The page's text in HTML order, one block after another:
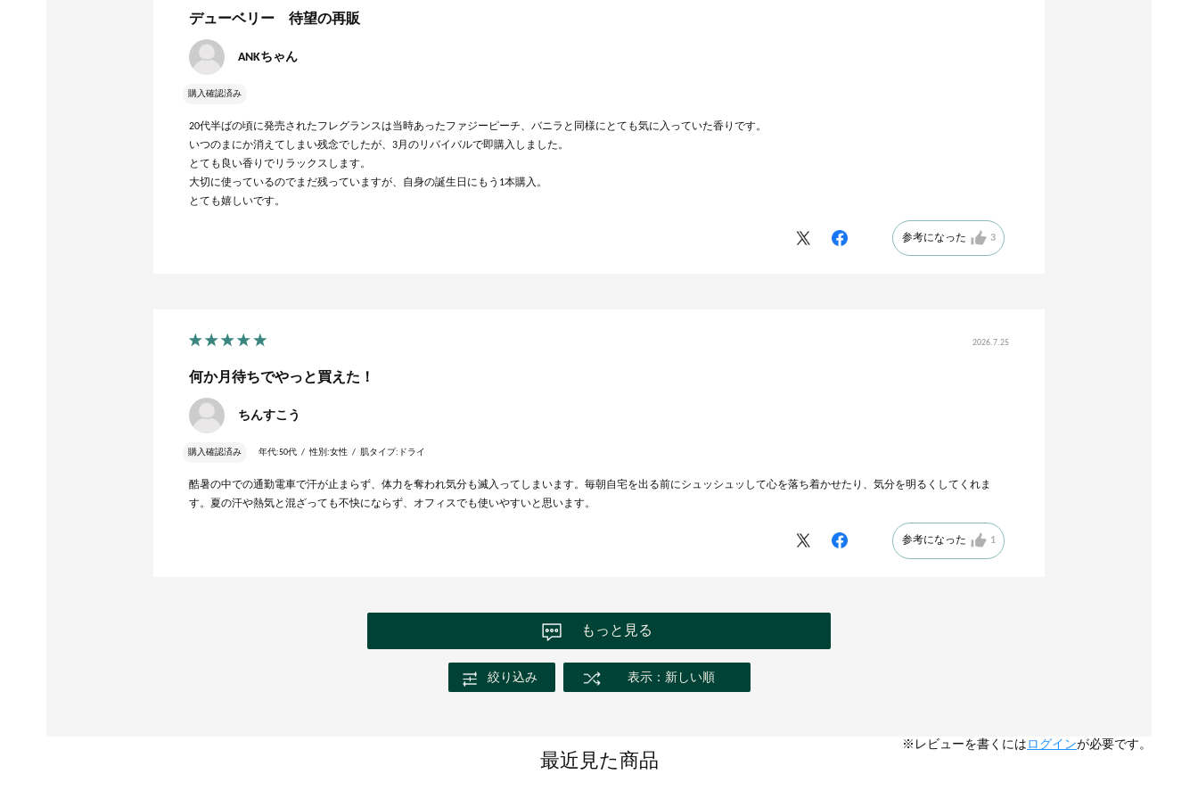
デューベリー 待望の再販
ANKちゃん
購入確認済み
20代半ばの頃に発売されたフレグランスは当時あったファジーピーチ、バニラと同様にとても気に入っていた香りです。
いつのまにか消えてしまい残念でしたが、3月のリバイバルで即購入しました。
とても良い香りでリラックスします。
大切に使っているのでまだ残っていますが、自身の誕生日にもう1本購入。
とても嬉しいです。
参考になった 3
2026.7.25
何か月待ちでやっと買えた！
ちんすこう
購入確認済み 年代:50代 性別:女性 肌タイプ: ドライ
酷暑の中での通勤電車で汗が止まらず、体力を奪われ気分も滅入ってしまいます。毎朝自宅を出る前にシュッシュッして心を落ち着かせたり、気分を明るくしてくれま
す。夏の汗や熱気と混ざっても不快にならず、オフィスでも使いやすいと思います。
参考になった 1
もっと見る
絞り込み 表示：新しい順
※レビューを書くには ログインが必要です。
最近見た商品